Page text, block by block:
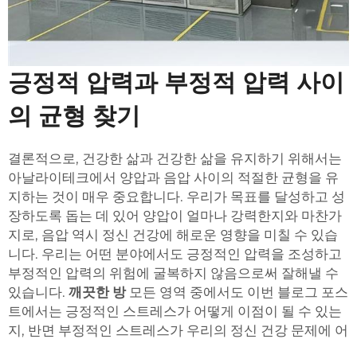
긍정적 압력과 부정적 압력 사이
의 균형 찾기
결론적으로, 건강한 삶과 건강한 삶을 유지하기 위해서는
아날라이테크에서 양압과 음압 사이의 적절한 균형을 유
지하는 것이 매우 중요합니다. 우리가 목표를 달성하고 성
장하도록 돕는 데 있어 양압이 얼마나 강력한지와 마찬가
지로, 음압 역시 정신 건강에 해로운 영향을 미칠 수 있습
니다. 우리는 어떤 분야에서도 긍정적인 압력을 조성하고
부정적인 압력의 위험에 굴복하지 않음으로써 잘해낼 수
있습니다. 깨끗한 방 모든 영역 중에서도 이번 블로그 포스
트에서는 긍정적인 스트레스가 어떻게 이점이 될 수 있는
지, 반면 부정적인 스트레스가 우리의 정신 건강 문제에 어